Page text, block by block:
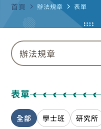
首頁 navigate_next 辦法規章 navigate_next 表單
辦法規章
表單
全部 學士班 研究所